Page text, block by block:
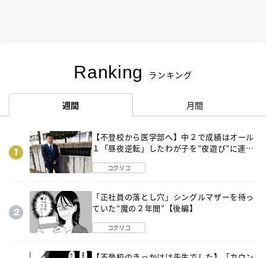
Ranking ランキング
週間 月間
【不登校から医学部へ】中２で成績はオール
１「昼夜逆転」したわが子を”夜遊び”に連れ
コクリコ
「正社員の落とし穴」シングルマザーを待っ
ていた“魔の２年間”【後編】
コクリコ